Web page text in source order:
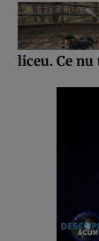
liceu. Ce